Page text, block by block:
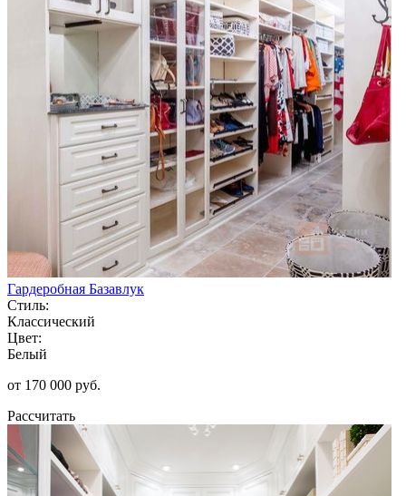
Гардеробная Базавлук
Стиль:
Классический
Цвет:
Белый
от 170 000 руб.
Рассчитать